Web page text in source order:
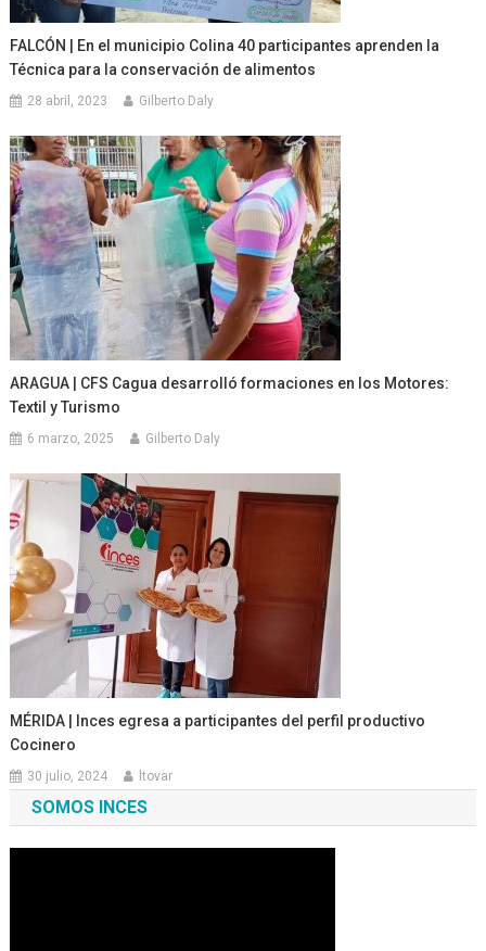
FALCÓN | En el municipio Colina 40 participantes aprenden la
Técnica para la conservación de alimentos
28 abril, 2023 Gilberto Daly
ARAGUA | CFS Cagua desarrolló formaciones en los Motores:
Textil y Turismo
6 marzo, 2025 Gilberto Daly
MÉRIDA | Inces egresa a participantes del perfil productivo
Cocinero
30 julio, 2024 ltovar
SOMOS INCES